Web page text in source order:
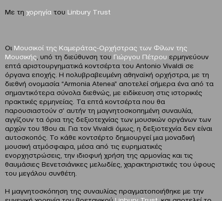
Με τη χορηγία του Linbury Τrust
Οι Μουσικοί της Καμεράτας-Ορχήστρας των Φίλων της
Μουσικής , υπό τη διεύθυνση του Γιώργου Πέτρου ερμηνεύουν
επτά αριστουργηματικά κοντσέρτα του Antonio Vivaldi σε
όργανα εποχής. H πολυβραβευμένη αθηναϊκή ορχήστρα, με τη
διεθνή ονομασία “Armonia Atenea” αποτελεί σήμερα ένα από τα
σημαντικότερα σύνολα διεθνώς, με ειδίκευση στις ιστορικές
πρακτικές ερμηνείας. Τα επτά κοντσέρτα που θα
παρουσιαστούν σ’ αυτήν τη μαγνητοσκοπημένη συναυλία,
αγγίζουν τα όρια της δεξιοτεχνίας των μουσικών οργάνων των
αρχών του 18ου αι. Για τον Vivaldi όμως, η δεξιοτεχνία δεν είναι
αυτοσκοπός. Το κάθε κοντσέρτο δημιουργεί μια μοναδική
μουσική ατμόσφαιρα, μέσα από τις ευρηματικές
ενορχηστρώσεις, την ιδιοφυή χρήση της αρμονίας και τις
θαυμάσιες Βενετσιάνικες μελωδίες, χαρακτηριστικές του ύφους
του μεγάλου συνθέτη.
Η μαγνητοσκόπηση της συναυλίας πραγματοποιήθηκε με την